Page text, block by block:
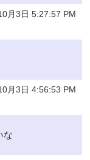
月3日 5:27:57 PM
月3日 4:56:53 PM
な